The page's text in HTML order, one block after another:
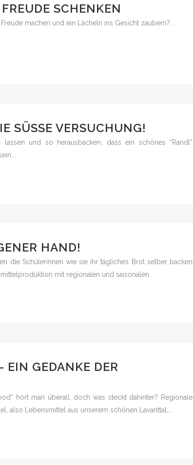
SCHENKEN
machen und ein Lächeln ins Gesicht zaubern?...
SÜSSE VERSUCHUNG!
lassen und so herausbacken, dass ein schönes “Randl”
HAND!
die Schülerinnen wie sie ihr tägliches Brot selber backen
mit regionalen und saisonalen...
EIN GEDANKE DER
hört man überall, doch was steckt dahinter? Regionale
also Lebensmittel aus unserem schönen Lavanttal,...